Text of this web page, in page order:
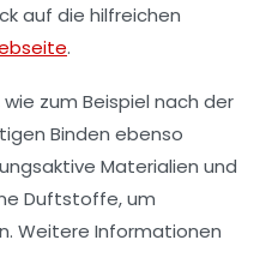
auf die hilfreichen
.
zum Beispiel nach der
Binden ebenso
Materialien und
Duftstoffe, um
Weitere Informationen